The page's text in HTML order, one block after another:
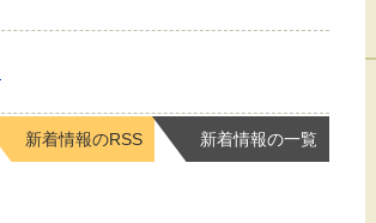
新着情報のRSS 新着情報の一覧